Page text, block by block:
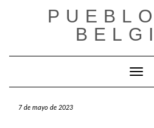
7 de mayo de 2023